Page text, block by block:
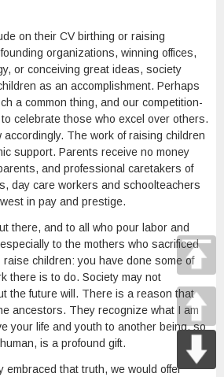
on their CV birthing or raising
organizations, winning offices,
or conceiving great ideas, society
as an accomplishment. Perhaps
a common thing, and our competition-
celebrate those who excel over others.
accordingly. The work of raising children
support. Parents receive no money
and professional caretakers of
day care workers and schoolteachers
in pay and prestige.
there, and to all who pour labor and
to the mothers who sacrificed
children: you have done some of
there is to do. Society may not
the future will. There is a reason that
ancestors. They recognize what I am
your life and youth to another being, so
is a profound gift.
embraced that truth, we would offer